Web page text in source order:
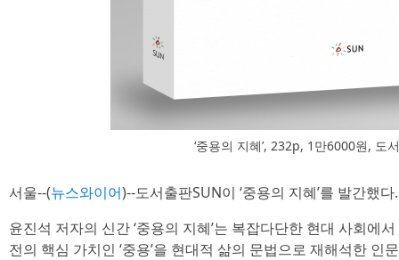
‘중용의 지혜’, 232p, 1만6000원, 도
서울--(뉴스와이어)--도서출판SUN이 ‘중용의 지혜’를 발간했다.
윤진석 저자의 신간 ‘중용의 지혜’는 복잡다단한 현대 사회에
전의 핵심 가치인 ‘중용’을 현대적 삶의 문법으로 재해석한 인